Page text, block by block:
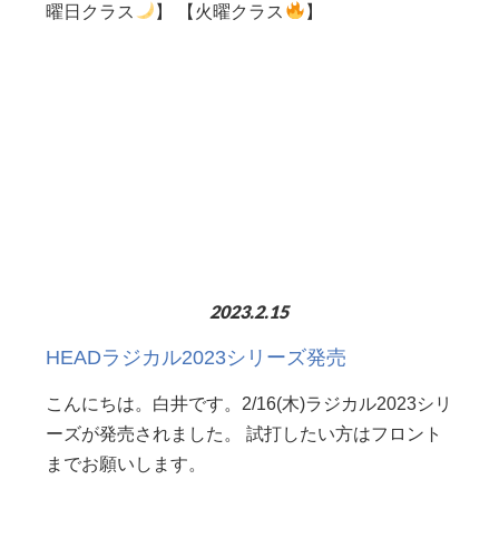
曜日クラス
】 【火曜クラス 】
2023.2.15
HEADラジカル2023シリーズ発売
こんにちは。白井です。2/16(木)ラジカル2023シリ
ーズが発売されました。 試打したい方はフロント
までお願いします。